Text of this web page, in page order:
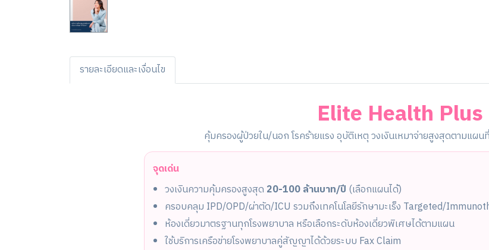
รายละเอียดและเงื่อนไข
Elite Health Plus
คุ้มครองผู้ป่วยใน/นอก โรคร้ายแรง อุบัติเหตุ วงเงินเหมาจ่ายสูงสุดตามแผ
จุดเด่น
วงเงินความคุ้มครองสูงสุด 20-100 ล้านบาท/ปี (เลือกแผนได้)
ครอบคลุม IPD/OPD/ผ่าตัด/ICU รวมถึงเทคโนโลยีรักษามะเร็ง Targeted/
ห้องเดี่ยวมาตรฐานทุกโรงพยาบาล หรือเลือกระดับห้องเดี่ยวพิเศษได้ตามแผน
ใช้บริการเครือข่ายโรงพยาบาลคู่สัญญาได้ด้วยระบบ Fax Claim